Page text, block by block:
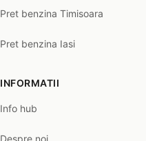
Pret benzina Timisoara
Pret benzina Iasi
INFORMATII
Info hub
Despre noi